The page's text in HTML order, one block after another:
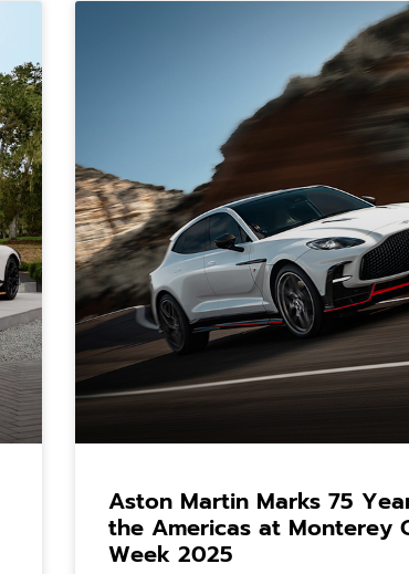
Aston Martin Marks 75
the Americas at Monterey
Week 2025